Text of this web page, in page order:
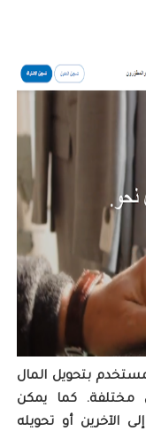
بتحويل المال
مختلفة. كما يمكن
الآخرين أو تحويله